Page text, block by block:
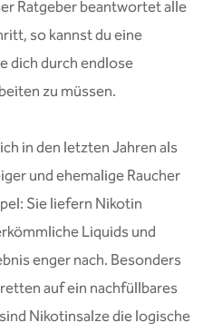
Ratgeber beantwortet alle
so kannst du eine
dich durch endlose
zu müssen.
in den letzten Jahren als
und ehemalige Raucher
Sie liefern Nikotin
Liquids und
enger nach. Besonders
auf ein nachfüllbares
Nikotinsalze die logische